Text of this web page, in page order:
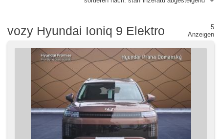
vozy Hyundai Ioniq 9 Elektro
5
Anzeigen